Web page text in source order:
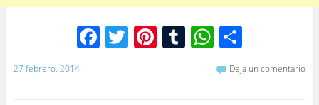
F T Pi T W
h
at
o
m
27 febrero, 2014 Deja un comentario